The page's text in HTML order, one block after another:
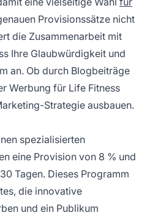
Provisionssätze nicht
die Zusammenarbeit mit
Ihre Glaubwürdigkeit und
an. Ob durch Blogbeiträge
Werbung für Life Fitness
Strategie ausbauen.
spezialisierten
eine Provision von 8 % und
Tagen. Dieses Programm
die innovative
und ein Publikum